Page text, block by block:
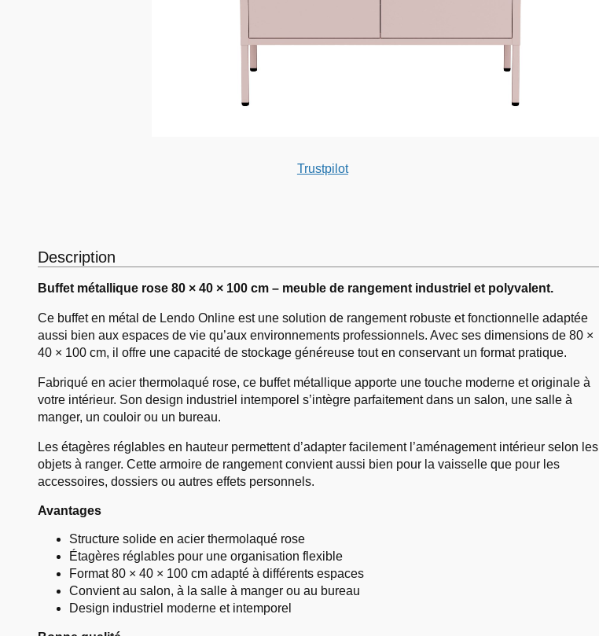
Trustpilot
Description
Buffet métallique rose 80 × 40 × 100 cm – meuble de rangement industriel et polyvalent.
Ce buffet en métal de Lendo Online est une solution de rangement robuste et fonctionnelle adaptée
aussi bien aux espaces de vie qu’aux environnements professionnels. Avec ses dimensions de 80 ×
40 × 100 cm, il offre une capacité de stockage généreuse tout en conservant un format pratique.
Fabriqué en acier thermolaqué rose, ce buffet métallique apporte une touche moderne et originale à
votre intérieur. Son design industriel intemporel s’intègre parfaitement dans un salon, une salle à
manger, un couloir ou un bureau.
Les étagères réglables en hauteur permettent d’adapter facilement l’aménagement intérieur selon les
objets à ranger. Cette armoire de rangement convient aussi bien pour la vaisselle que pour les
accessoires, dossiers ou autres effets personnels.
Avantages
Structure solide en acier thermolaqué rose
Étagères réglables pour une organisation flexible
Format 80 × 40 × 100 cm adapté à différents espaces
Convient au salon, à la salle à manger ou au bureau
Design industriel moderne et intemporel